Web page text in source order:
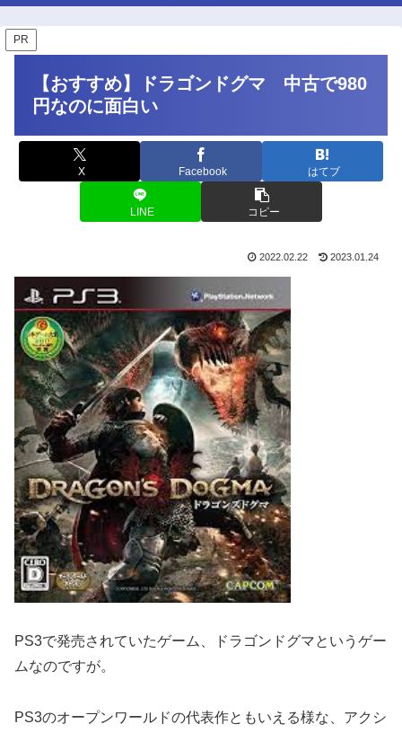
PR
【おすすめ】ドラゴンドグマ 中古で980
円なのに面白い
X Facebook はてブ
LINE コピー
2022.02.22 2023.01.24
PS3で発売されていたゲーム、ドラゴンドグマというゲー
ムなのですが。
PS3のオープンワールドの代表作ともいえる様な、アクシ